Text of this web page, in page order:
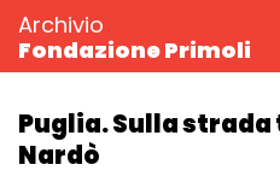
Archivio
Fondazione Primoli
Puglia. Sulla
Nardò